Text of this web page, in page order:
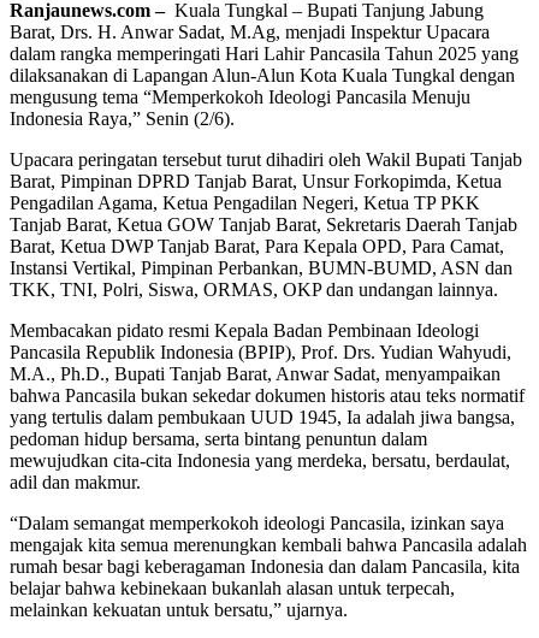
Ranjaunews.com – Kuala Tungkal – Bupati Tanjung Jabung
Barat, Drs. H. Anwar Sadat, M.Ag, menjadi Inspektur Upacara
dalam rangka memperingati Hari Lahir Pancasila Tahun 2025 yang
dilaksanakan di Lapangan Alun-Alun Kota Kuala Tungkal dengan
mengusung tema “Memperkokoh Ideologi Pancasila Menuju
Indonesia Raya,” Senin (2/6).
Upacara peringatan tersebut turut dihadiri oleh Wakil Bupati Tanjab
Barat, Pimpinan DPRD Tanjab Barat, Unsur Forkopimda, Ketua
Pengadilan Agama, Ketua Pengadilan Negeri, Ketua TP PKK
Tanjab Barat, Ketua GOW Tanjab Barat, Sekretaris Daerah Tanjab
Barat, Ketua DWP Tanjab Barat, Para Kepala OPD, Para Camat,
Instansi Vertikal, Pimpinan Perbankan, BUMN-BUMD, ASN dan
TKK, TNI, Polri, Siswa, ORMAS, OKP dan undangan lainnya.
Membacakan pidato resmi Kepala Badan Pembinaan Ideologi
Pancasila Republik Indonesia (BPIP), Prof. Drs. Yudian Wahyudi,
M.A., Ph.D., Bupati Tanjab Barat, Anwar Sadat, menyampaikan
bahwa Pancasila bukan sekedar dokumen historis atau teks normatif
yang tertulis dalam pembukaan UUD 1945, Ia adalah jiwa bangsa,
pedoman hidup bersama, serta bintang penuntun dalam
mewujudkan cita-cita Indonesia yang merdeka, bersatu, berdaulat,
adil dan makmur.
“Dalam semangat memperkokoh ideologi Pancasila, izinkan saya
mengajak kita semua merenungkan kembali bahwa Pancasila adalah
rumah besar bagi keberagaman Indonesia dan dalam Pancasila, kita
belajar bahwa kebinekaan bukanlah alasan untuk terpecah,
melainkan kekuatan untuk bersatu,” ujarnya.